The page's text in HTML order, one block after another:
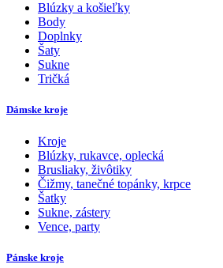
Blúzky a košieľky
Body
Doplnky
Šaty
Sukne
Tričká
Dámske kroje
Kroje
Blúzky, rukavce, oplecká
Brusliaky, živôtiky
Čižmy, tanečné topánky, krpce
Šatky
Sukne, zástery
Vence, party
Pánske kroje